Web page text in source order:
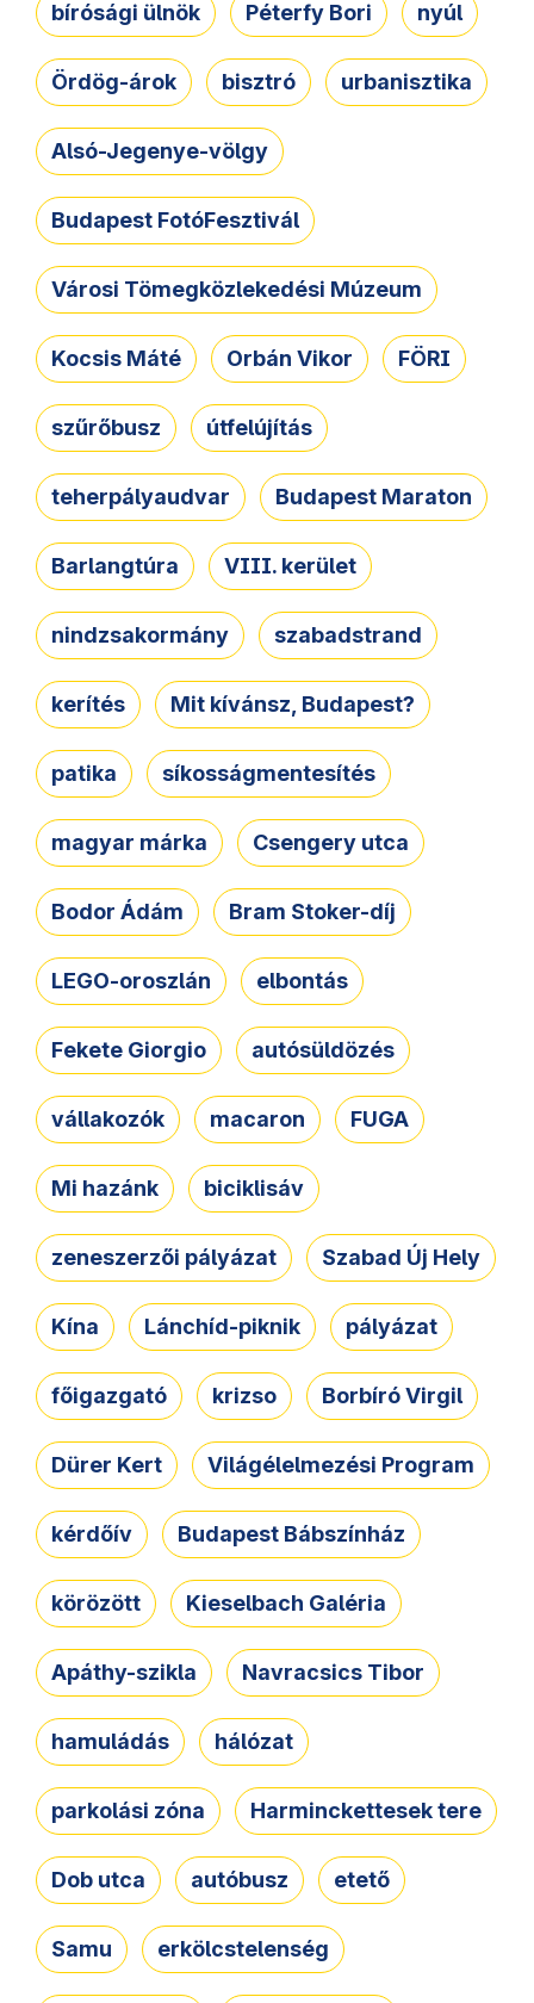
bírósági ülnök Péterfy Bori nyúl
Ördög-árok bisztró urbanisztika
Alsó-Jegenye-völgy
Budapest FotóFesztivál
Városi Tömegközlekedési Múzeum
Kocsis Máté Orbán Vikor FÖRI
szűrőbusz útfelújítás
teherpályaudvar Budapest Maraton
Barlangtúra VIII. kerület
nindzsakormány szabadstrand
kerítés Mit kívánsz, Budapest?
patika síkosságmentesítés
magyar márka Csengery utca
Bodor Ádám Bram Stoker-díj
LEGO-oroszlán elbontás
Fekete Giorgio autósüldözés
vállakozók macaron FUGA
Mi hazánk biciklisáv
zeneszerzői pályázat Szabad Új Hely
Kína Lánchíd-piknik pályázat
főigazgató krizso Borbíró Virgil
Dürer Kert Világélelmezési Program
kérdőív Budapest Bábszínház
körözött Kieselbach Galéria
Apáthy-szikla Navracsics Tibor
hamuládás hálózat
parkolási zóna Harminckettesek tere
Dob utca autóbusz etető
Samu erkölcstelenség